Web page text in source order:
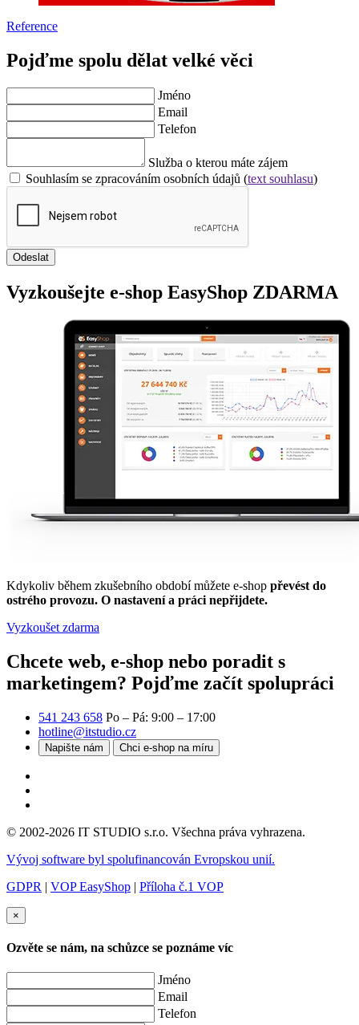
Reference
Pojďme spolu dělat velké věci
Jméno
Email
Telefon
Služba o kterou máte zájem
Souhlasím se zpracováním osobních údajů (text souhlasu)
Odeslat
Vyzkoušejte e-shop EasyShop ZDARMA
Kdykoliv během zkušebního období můžete e-shop převést do
ostrého provozu. O nastavení a práci nepřijdete.
Vyzkoušet zdarma
Chcete web, e-shop nebo poradit s
marketingem? Pojďme začít spolupráci
541 243 658 Po – Pá: 9:00 – 17:00
hotline@itstudio.cz
Napište nám Chci e-shop na míru
© 2002-2026 IT STUDIO s.r.o. Všechna práva vyhrazena.
Vývoj software byl spolufinancován Evropskou unií.
GDPR | VOP EasyShop | Příloha č.1 VOP
×
Ozvěte se nám, na schůzce se poznáme víc
Jméno
Email
Telefon